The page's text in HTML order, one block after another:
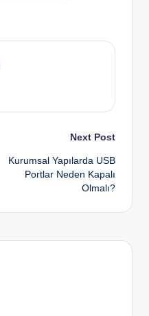
Next Post
Kurumsal Yapılarda USB
Portlar Neden Kapalı
Olmalı?